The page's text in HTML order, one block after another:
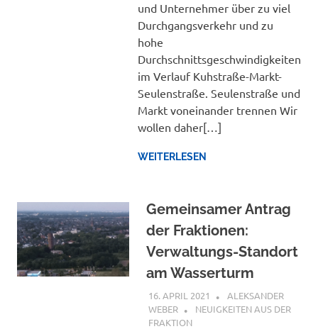
und Unternehmer über zu viel
Durchgangsverkehr und zu
hohe
Durchschnittsgeschwindigkeiten
im Verlauf Kuhstraße-Markt-
Seulenstraße. Seulenstraße und
Markt voneinander trennen Wir
wollen daher[…]
WEITERLESEN
Gemeinsamer Antrag
der Fraktionen:
Verwaltungs-Standort
am Wasserturm
16. APRIL 2021
ALEKSANDER
WEBER
NEUIGKEITEN AUS DER
FRAKTION